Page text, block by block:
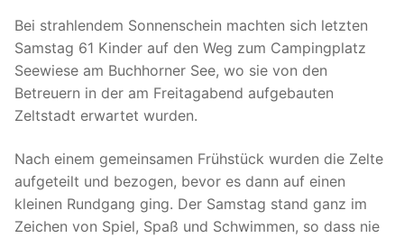
Bei strahlendem Sonnenschein machten sich letzten
Samstag 61 Kinder auf den Weg zum Campingplatz
Seewiese am Buchhorner See, wo sie von den
Betreuern in der am Freitagabend aufgebauten
Zeltstadt erwartet wurden.
Nach einem gemeinsamen Frühstück wurden die Zelte
aufgeteilt und bezogen, bevor es dann auf einen
kleinen Rundgang ging. Der Samstag stand ganz im
Zeichen von Spiel, Spaß und Schwimmen, so dass nie